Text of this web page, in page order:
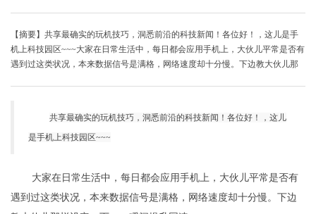
【摘要】共享最确实的玩机技巧，洞悉前沿的科技新闻！各位好！，这儿是手
机上科技园区~~~大家在日常生活中，每日都会应用手机上，大伙儿平常是否有
遇到过这类状况，本来数据信号是满格，网络速度却十分慢。下边教大伙儿那
共享最确实的玩机技巧，洞悉前沿的科技新闻！各位好！，这儿
是手机上科技园区~~~
大家在日常生活中，每日都会应用手机上，大伙儿平常是否有
遇到过这类状况，本来数据信号是满格，网络速度却十分慢。下边